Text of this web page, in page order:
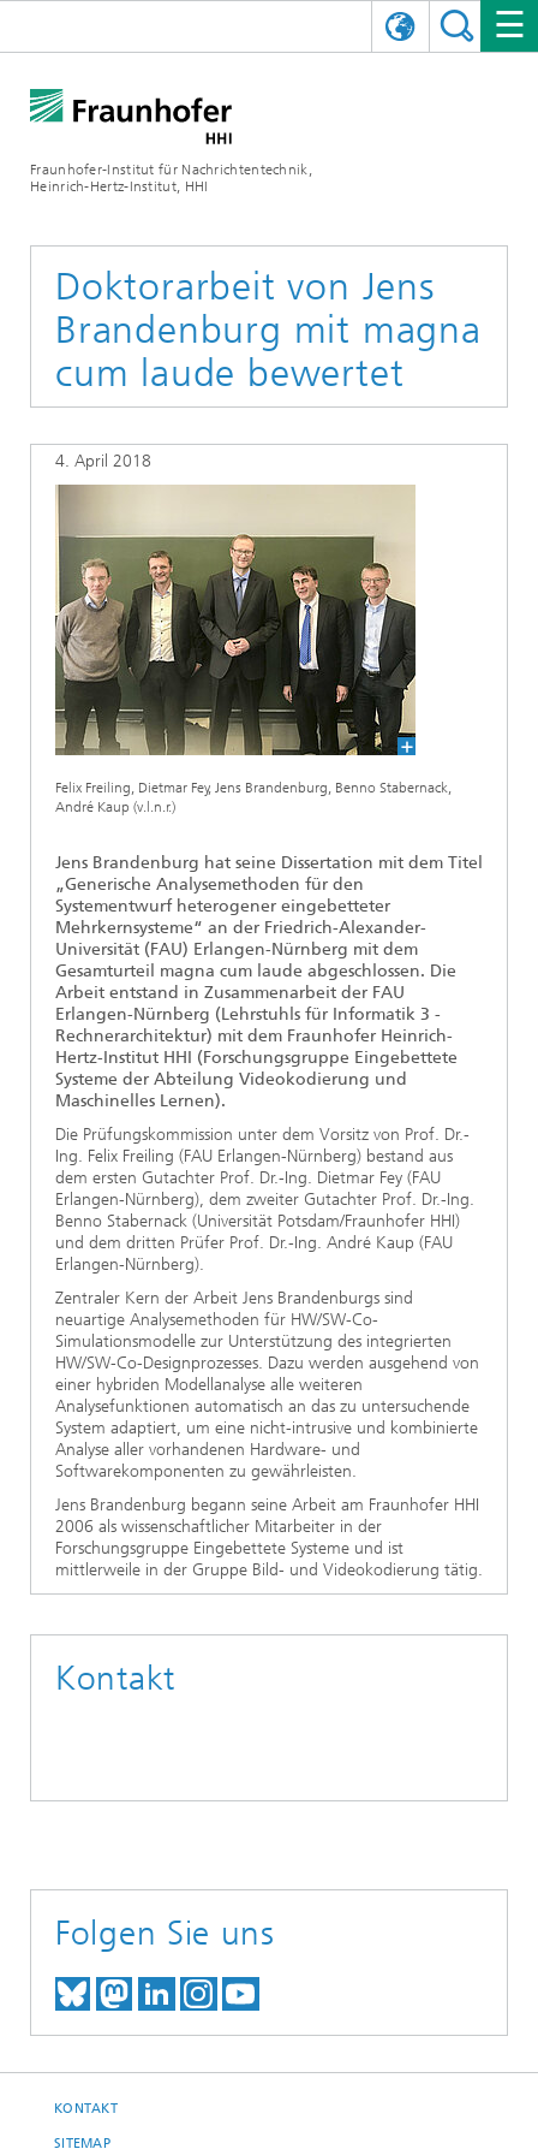
Fraunhofer-Institut für Nachrichtentechnik,
Heinrich-Hertz-Institut, HHI
Leitung
Forschungsbereiche
AI & Video
Photonische Komponenten & Systeme
Qualitätsmanagement
Ethikkommission
Kooperationen
Forschungsfabrik Mikroelektronik Deutschland (FMD)
Leistungszentrum Digitale Vernetzung
Geschichte des HHI
Biografie von Heinrich Hertz
Die wichtigsten Experimente von Heinrich Hertz
90 Jahre HHI
Kompression
Multimedia
Digitaler Zwilling
Künstliche Intelligenz
Medizintechnik
Industrie
Sensorik
Sicherheit
Quantentechnologien
Videokommunikation und Applikationen
Vision and Imaging Technologies
Künstliche Intelligenz
KOMMUNIKATION & NETZE
Drahtlose Kommunikation und Netze
Photonische Netze und Systeme
PHOTONISCHE KOMPONENTEN & SYSTEME
Hybride Integration und Sensorik
InP und HF
Faseroptische Sensorsysteme
NACHRICHTEN
Archiv
2025
2024
2022
2021
2020
PRESSEMITTEILUNGEN
JAHRESBERICHTE
VERANSTALTUNGEN
SHOWROOMS
SCIENCE TECH SPACE
CINIQ
KARRIERE
UNSERE STELLEN
KONTAKT
TIME LAB
AUSZEICHNUNGEN
Doktorarbeit von Jens
Brandenburg mit magna
cum laude bewertet
4. April 2018
Felix Freiling, Dietmar Fey, Jens Brandenburg, Benno Stabernack,
André Kaup (v.l.n.r.)
Jens Brandenburg hat seine Dissertation mit dem Titel
„Generische Analysemethoden für den
Systementwurf heterogener eingebetteter
Mehrkernsysteme“ an der Friedrich-Alexander-
Universität (FAU) Erlangen-Nürnberg mit dem
Gesamturteil magna cum laude abgeschlossen. Die
Arbeit entstand in Zusammenarbeit der FAU
Erlangen-Nürnberg (Lehrstuhls für Informatik 3 -
Rechnerarchitektur) mit dem Fraunhofer Heinrich-
Hertz-Institut HHI (Forschungsgruppe Eingebettete
Systeme der Abteilung Videokodierung und
Maschinelles Lernen).
Die Prüfungskommission unter dem Vorsitz von Prof. Dr.-
Ing. Felix Freiling (FAU Erlangen-Nürnberg) bestand aus
dem ersten Gutachter Prof. Dr.-Ing. Dietmar Fey (FAU
Erlangen-Nürnberg), dem zweiter Gutachter Prof. Dr.-Ing.
Benno Stabernack (Universität Potsdam/Fraunhofer HHI)
und dem dritten Prüfer Prof. Dr.-Ing. André Kaup (FAU
Erlangen-Nürnberg).
Zentraler Kern der Arbeit Jens Brandenburgs sind
neuartige Analysemethoden für HW/SW-Co-
Simulationsmodelle zur Unterstützung des integrierten
HW/SW-Co-Designprozesses. Dazu werden ausgehend von
einer hybriden Modellanalyse alle weiteren
Analysefunktionen automatisch an das zu untersuchende
System adaptiert, um eine nicht-intrusive und kombinierte
Analyse aller vorhandenen Hardware- und
Softwarekomponenten zu gewährleisten.
Jens Brandenburg begann seine Arbeit am Fraunhofer HHI
2006 als wissenschaftlicher Mitarbeiter in der
Forschungsgruppe Eingebettete Systeme und ist
mittlerweile in der Gruppe Bild- und Videokodierung tätig.
Kontakt
Folgen Sie uns
TREFFEN SIE UNS AUF BLUESKY
TREFFEN SIE UNS AUF
TREFFEN SIE UNS BEI
BESUCHEN SIE UNSER
UNSER VIDEO-
KONTAKT
SITEMAP